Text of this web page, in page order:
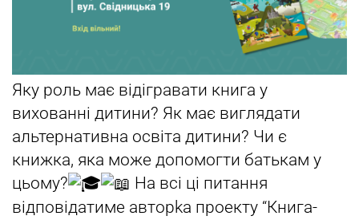
Яку роль має відігравати книга у
вихованні дитини? Як має виглядати
альтернативна освіта дитини? Чи є
книжка, яка може допомогти батькам у
цьому?
На всі ці питання
відповідатиме авторka проекту “Книга-